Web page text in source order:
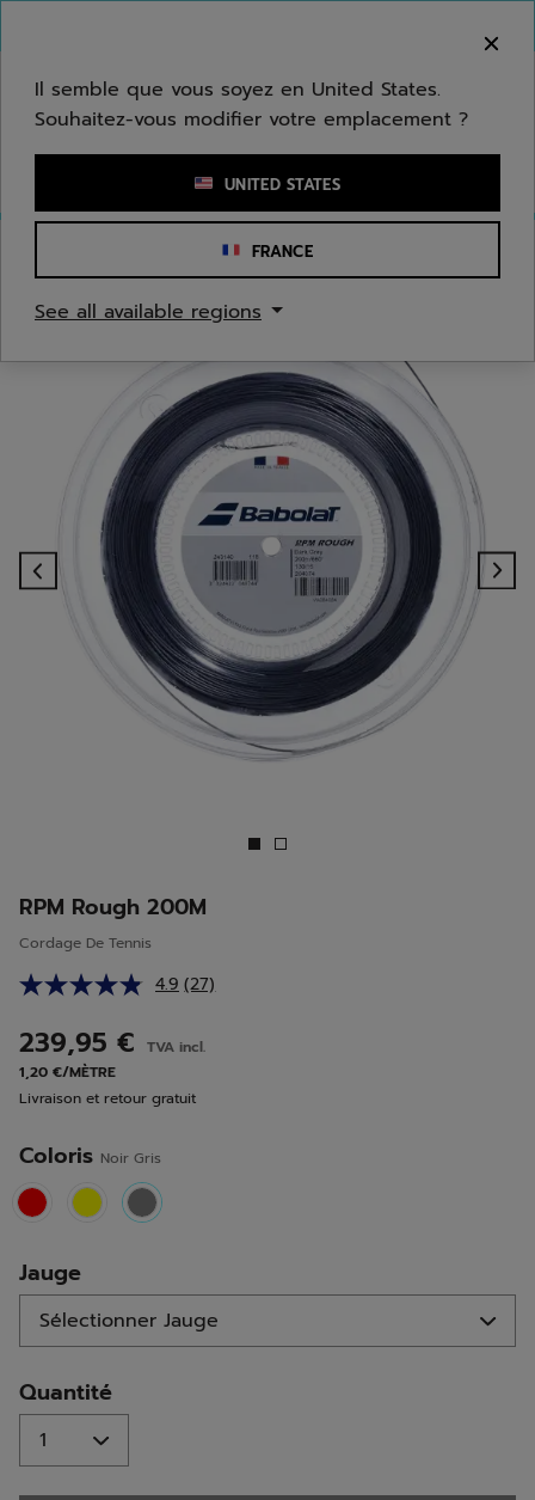
Saisir un mot clé ou un numéro d'article
Previous
RPM Rough 200M
Cordage De Tennis
4.9 Lire
Lien
la
même
(27)
239,95 €
TVA incl.
1,20 €/MÈTRE
Livraison et retour gratuit
Coloris Noir Gris
selected
Jauge
Quantité
Il semble que vous soyez en United States.
Souhaitez-vous modifier votre emplacement ?
UNITED STATES
FRANCE
See all available regions